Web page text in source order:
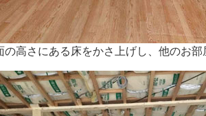
の高さにある床をかさ上げし、他のお部